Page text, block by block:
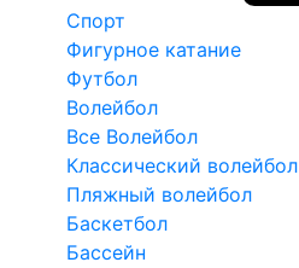
Спорт
Фигурное катание
Футбол
Волейбол
Все Волейбол
Классический волейбол
Пляжный волейбол
Баскетбол
Бассейн